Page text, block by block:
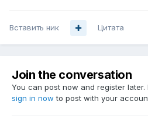
Вставить ник Цитата
Join the conversation
You can post now and register
sign in now to post with your